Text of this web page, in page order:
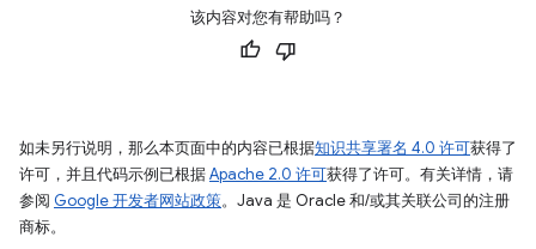
该内容对您有帮助吗？
如未另行说明，那么本页面中的内容已根据知识共享署名 4.0 许可获得了
许可，并且代码示例已根据Apache 2.0 许可获得了许可。有关详情，请
参阅 Google 开发者网站政策。Java 是 Oracle 和/或其关联公司的注册
商标。